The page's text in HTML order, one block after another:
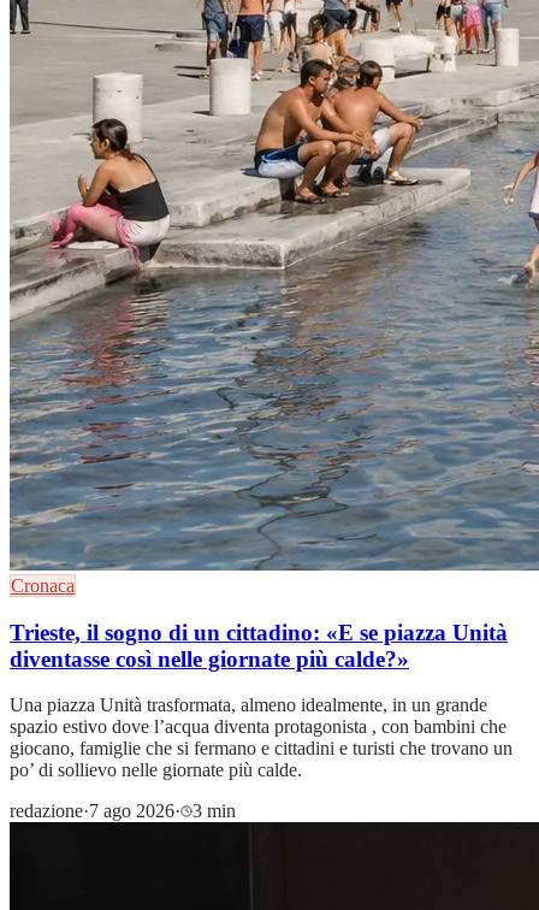
Cronaca
Trieste, il sogno di un cittadino: «E se piazza Unità
diventasse così nelle giornate più calde?»
Una piazza Unità trasformata, almeno idealmente, in un grande
spazio estivo dove l’acqua diventa protagonista , con bambini che
giocano, famiglie che si fermano e cittadini e turisti che trovano un
po’ di sollievo nelle giornate più calde.
redazione·7 ago 2026· 3 min